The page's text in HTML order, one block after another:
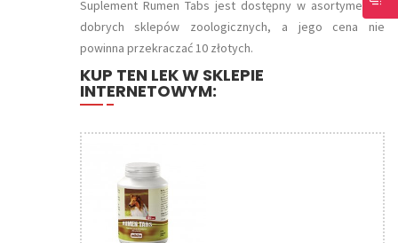
Suplement Rumen Tabs jest dostępny w asortymencie
dobrych sklepów zoologicznych, a jego cena nie
powinna przekraczać 10 złotych.
KUP TEN LEK W SKLEPIE
INTERNETOWYM: